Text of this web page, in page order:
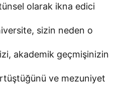
olarak ikna edici
sizin neden o
akademik geçmişinizin
ve mezuniyet